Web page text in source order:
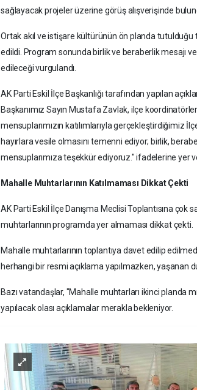
sağlayacak projeler üzerine görüş alışverişinde
Ortak akıl ve istişare kültürünün ön planda tutulduğu
edildi. Program sonunda birlik ve beraberlik mesajı
edileceği vurgulandı.
AK Parti Eskil İlçe Başkanlığı tarafından yapılan
Başkanımız Sayın Mustafa Zavlak, ilçe
mensuplarımızın katılımlarıyla gerçekleştirdiğimiz
hayırlara vesile olmasını temenni ediyor; birlik,
mensuplarımıza teşekkür ediyoruz." ifadelerine yer
Mahalle Muhtarlarının Katılmaması Dikkat Çekti
AK Parti Eskil İlçe Danışma Meclisi Toplantısına çok
muhtarlarının programda yer almaması dikkat çekti.
Mahalle muhtarlarının toplantıya davet edilip
herhangi bir resmi açıklama yapılmazken,
Bazı vatandaşlar, "Mahalle muhtarları ikinci planda
yapılacak olası açıklamalar merakla bekleniyor.